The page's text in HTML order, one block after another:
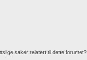
saker relatert til dette forumet?